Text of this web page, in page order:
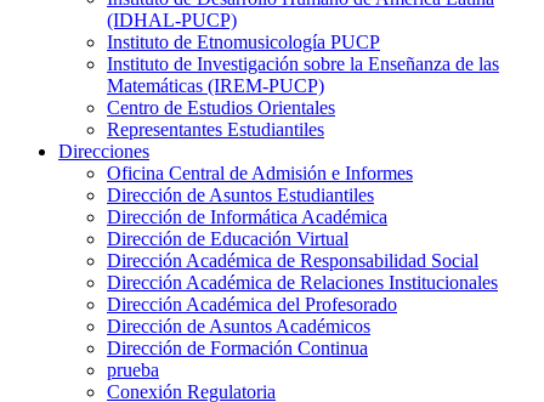
(IDHAL-PUCP)
Instituto de Etnomusicología PUCP
Instituto de Investigación sobre la Enseñanza de las
Matemáticas (IREM-PUCP)
Centro de Estudios Orientales
Representantes Estudiantiles
Direcciones
Oficina Central de Admisión e Informes
Dirección de Asuntos Estudiantiles
Dirección de Informática Académica
Dirección de Educación Virtual
Dirección Académica de Responsabilidad Social
Dirección Académica de Relaciones Institucionales
Dirección Académica del Profesorado
Dirección de Asuntos Académicos
Dirección de Formación Continua
prueba
Conexión Regulatoria